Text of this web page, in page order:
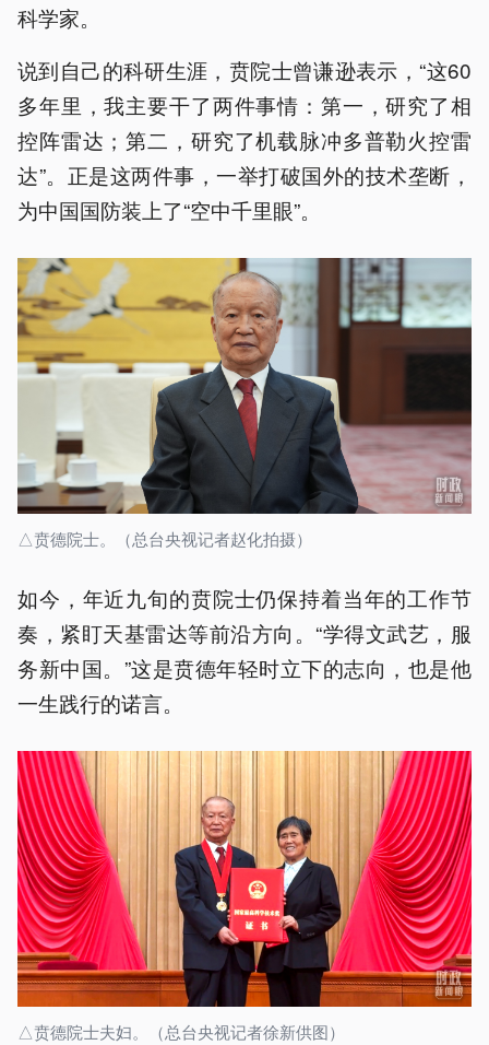
科学家。
说到自己的科研生涯，贲院士曾谦逊表示，“这60
多年里，我主要干了两件事情：第一，研究了相
控阵雷达；第二，研究了机载脉冲多普勒火控雷
达”。正是这两件事，一举打破国外的技术垄断，
为中国国防装上了“空中千里眼”。
△贲德院士。（总台央视记者赵化拍摄）
如今，年近九旬的贲院士仍保持着当年的工作节
奏，紧盯天基雷达等前沿方向。“学得文武艺，服
务新中国。”这是贲德年轻时立下的志向，也是他
一生践行的诺言。
△贲德院士夫妇。（总台央视记者徐新供图）